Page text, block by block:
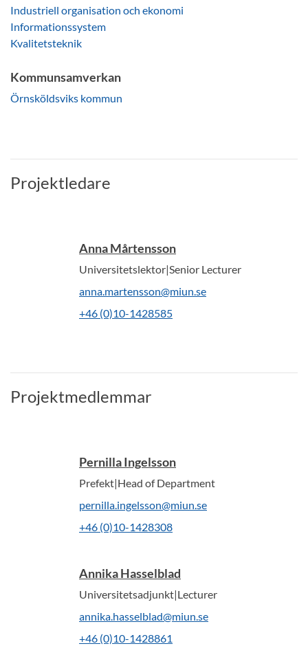
Industriell organisation och ekonomi
Informationssystem
Kvalitetsteknik
Kommunsamverkan
Örnsköldsviks kommun
Projektledare
Anna Mårtensson
Universitetslektor|Senior Lecturer
anna.martensson@miun.se
+46 (0)10-1428585
Projektmedlemmar
Pernilla Ingelsson
Prefekt|Head of Department
pernilla.ingelsson@miun.se
+46 (0)10-1428308
Annika Hasselblad
Universitetsadjunkt|Lecturer
annika.hasselblad@miun.se
+46 (0)10-1428861